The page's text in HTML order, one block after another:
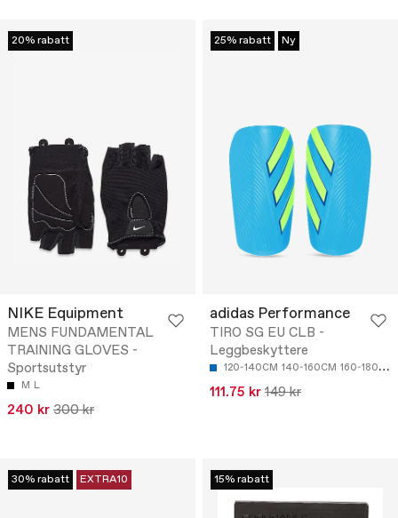
20% rabatt
NIKE Equipment
MENS FUNDAMENTAL
TRAINING GLOVES -
Sportsutstyr
M L
240 kr 300 kr
25% rabatt Ny
adidas Performance
TIRO SG EU CLB -
Leggbeskyttere
120-140CM 140-160CM 160-180CM
111.75 kr 149 kr
30% rabatt EXTRA10 15% rabatt